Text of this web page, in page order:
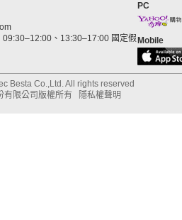
09:30–12:00、13:30–17:00 國定假
PC
Mobile
Besta Co.,Ltd. All rights reserved
有限公司版權所有
隱私權聲明